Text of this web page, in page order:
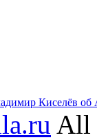
Киселёв об
All